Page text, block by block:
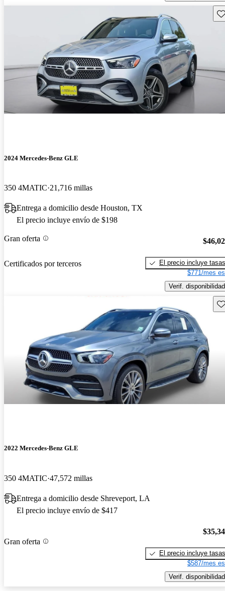
2024 Mercedes-Benz GLE
350 4MATIC 21,716 millas
Entrega a domicilio desde Houston, TX
El precio incluye envío de $198
Gran oferta
Certificados por terceros
El precio incluye tasas
$771/mes
Verif. disponibilidad
2022 Mercedes-Benz GLE
350 4MATIC 47,572 millas
Entrega a domicilio desde Shreveport, LA
El precio incluye envío de $417
Gran oferta
El precio incluye tasas
$587/mes
Verif. disponibilidad